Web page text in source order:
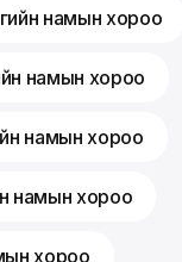
намын хороо
намын хороо
намын хороо
намын хороо
хороо